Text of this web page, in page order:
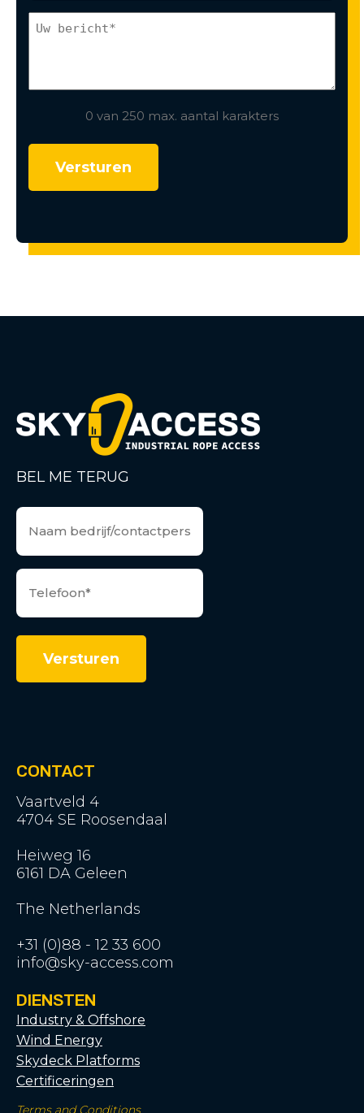
0 van 250 max. aantal karakters
BEL ME TERUG
CONTACT
Vaartveld 4
4704 SE Roosendaal
Heiweg 16
6161 DA Geleen
The Netherlands
+31 (0)88 - 12 33 600
info@sky-access.com
DIENSTEN
Industry & Offshore
Wind Energy
Skydeck Platforms
Certificeringen
Terms and Conditions